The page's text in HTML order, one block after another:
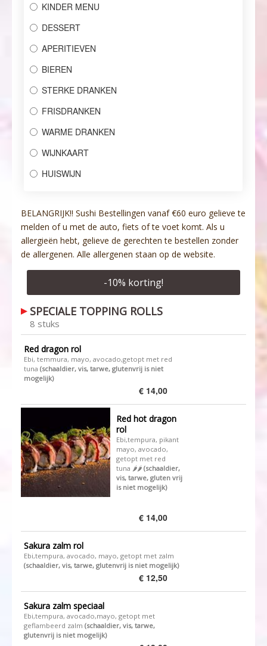
KINDER MENU
DESSERT
APERITIEVEN
BIEREN
STERKE DRANKEN
FRISDRANKEN
WARME DRANKEN
WIJNKAART
HUISWIJN
BELANGRIJK!! Sushi Bestellingen vanaf €60 euro gelieve te
melden of u met de auto, fiets of te voet komt. Als u
allergieën hebt, gelieve de gerechten te bestellen zonder
de allergenen. Alle allergenen staan op de website.
-10% korting!
SPECIALE TOPPING ROLLS
8 stuks
Red dragon rol
Ebi, temmura, mayo, avocado,getopt met red
tuna (schaaldier, vis, tarwe, glutenvrij is niet
mogelijk)
€ 14,00
Red hot dragon
rol
Ebi,tempura, pikant
mayo, avocado,
getopt met red
tuna 🌶️🌶️​ (schaaldier,
vis, tarwe, gluten vrij
is niet mogelijk)
€ 14,00
Sakura zalm rol
Ebi,tempura, avocado, mayo, getopt met zalm
(schaaldier, vis, tarwe, glutenvrij is niet mogelijk)
€ 12,50
Sakura zalm speciaal
Ebi,tempura, avocado,mayo, getopt met
geflambeerd zalm (schaaldier, vis, tarwe,
glutenvrij is niet mogelijk)